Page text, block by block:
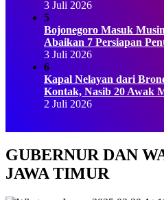
3 Juli 2026
5
Bojonegoro Masuk
Abaikan 7 Persiapan
3 Juli 2026
6
Kapal Nelayan dari
Kontak, Nasib 20 Awak
2 Juli 2026
GUBERNUR DAN
JAWA TIMUR